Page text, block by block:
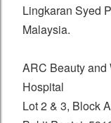
Lingkaran Syed
Malaysia.
ARC Beauty and
Hospital
Lot 2 & 3, Block